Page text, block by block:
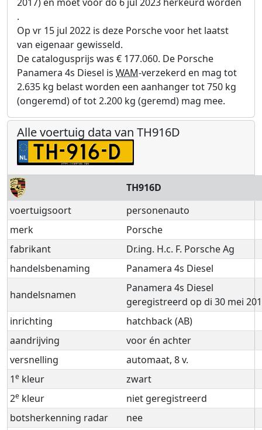
.
Op vr 15 jul 2022 is deze Porsche voor het laatst
van eigenaar gewisseld.
De catalogusprijs was € 177.060. De Porsche
Panamera 4s Diesel is WAM-verzekerd en mag tot
2.635 kg belast worden een aanhanger tot 750 kg
(ongeremd) of tot 2.200 kg (geremd) mag mee.
Alle voertuig data van TH916D
TH916D
voertuigsoort
personenauto
merk
Porsche
fabrikant
Dr.ing. H.c. F. Porsche Ag
handelsbenaming
Panamera 4s Diesel
handelsnamen
Panamera 4s Diesel
geregistreerd op di 30 mei
inrichting
hatchback (AB)
aandrijving
voor én achter
versnelling
automaat, 8 v.
1e kleur
zwart
2e kleur
niet geregistreerd
botsherkenning radar
nee